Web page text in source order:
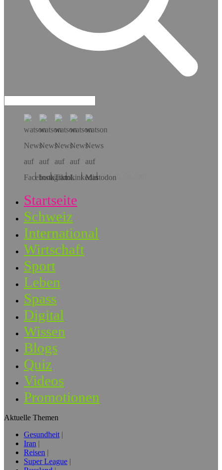
Hol dir die App!
Startseite
Schweiz
International
Wirtschaft
Sport
Leben
Spass
Digital
Wissen
Blogs
Quiz
Videos
Promotionen
Aktuelle Themen
Gesundheit
Iran
Reisen
Super League